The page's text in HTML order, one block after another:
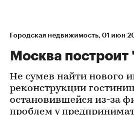
Городская недвижимость⁠, 01 июн
Москва
Не сумев найти нового
реконструкции
остановившейся из-за
проблем у